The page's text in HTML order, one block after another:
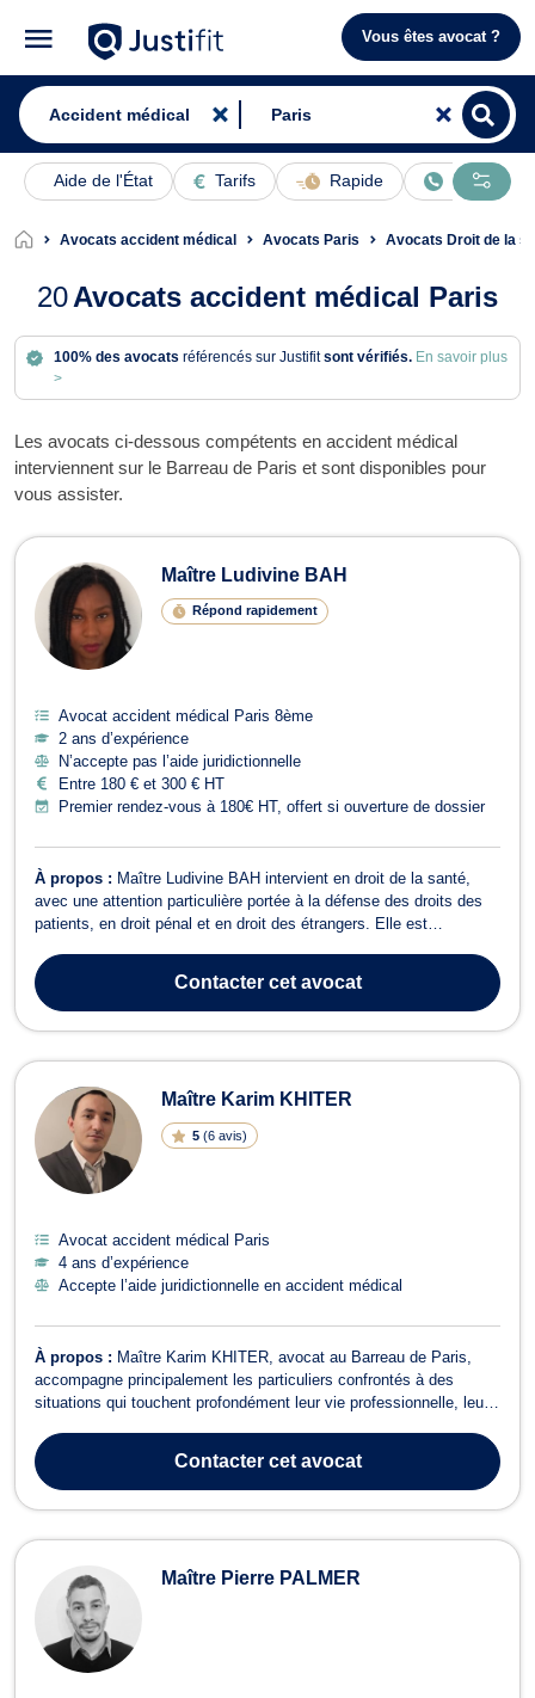
Vous êtes avocat ?
Aide de l'État Tarifs Rapide En ligne
Avocats accident médical Avocats Paris Avocats Droit de la
20Avocats accident médical Paris
100% des avocats référencés sur Justifitsont vérifiés. En savoir plus
>
Les avocats ci-dessous compétents en accident médical
interviennent sur le Barreau de Paris et sont disponibles pour
vous assister.
Avocats en accident médical à Paris
Maître Ludivine BAH
Répond rapidement
Avocat accident médical Paris 8ème
2 ans d’expérience
N’accepte pas l’aide juridictionnelle
Entre 180 € et 300 € HT
Premier rendez-vous à 180€ HT, offert si ouverture de dossier
À propos : Maître Ludivine BAH intervient en droit de la santé,
avec une attention particulière portée à la défense des droits des
patients, en droit pénal et en droit des étrangers. Elle est
qui lui permet d’intervenir dans tout contentieux lié aux libertés
fondament...
Contactercet avocat
Maître Karim KHITER
5 (6 avis)
Avocat accident médical Paris
4 ans d’expérience
Accepte l’aide juridictionnelle en accident médical
À propos : Maître Karim KHITER, avocat au Barreau de Paris,
accompagne principalement les particuliers confrontés à des
situations qui touchent profondément leur vie professionnelle, leur
santé, dommage corporel, ainsi qu'en droit de la famille, avec une
appro...
Contactercet avocat
Maître Pierre PALMER